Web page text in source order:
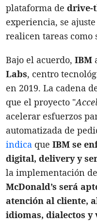
plataforma de drive-
experiencia, se
realicen tareas como
Bajo el acuerdo, IBM
Labs, centro
en 2019. La cadena
que el proyecto "
acelerar esfuerzos
automatizada de
indica que IBM se
digital, delivery y
la implementación de
McDonald’s será
atención al cliente,
idiomas, dialectos y